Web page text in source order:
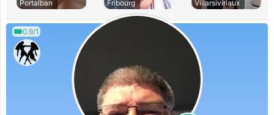
Portalban
Fribourg
Villarsiviriaux
0.9/1